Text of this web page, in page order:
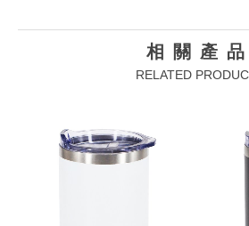
相關產品
RELATED